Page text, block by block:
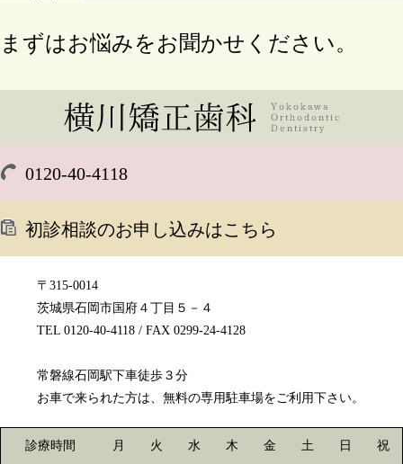
まずはお悩みをお聞かせください。
0120-40-4118
初診相談のお申し込みはこちら
〒315-0014
茨城県石岡市国府４丁目５－４
TEL 0120-40-4118 / FAX 0299-24-4128
常磐線石岡駅下車徒歩３分
お車で来られた方は、無料の専用駐車場をご利用下さい。
診療時間 月 火 水 木 金 土 日 祝